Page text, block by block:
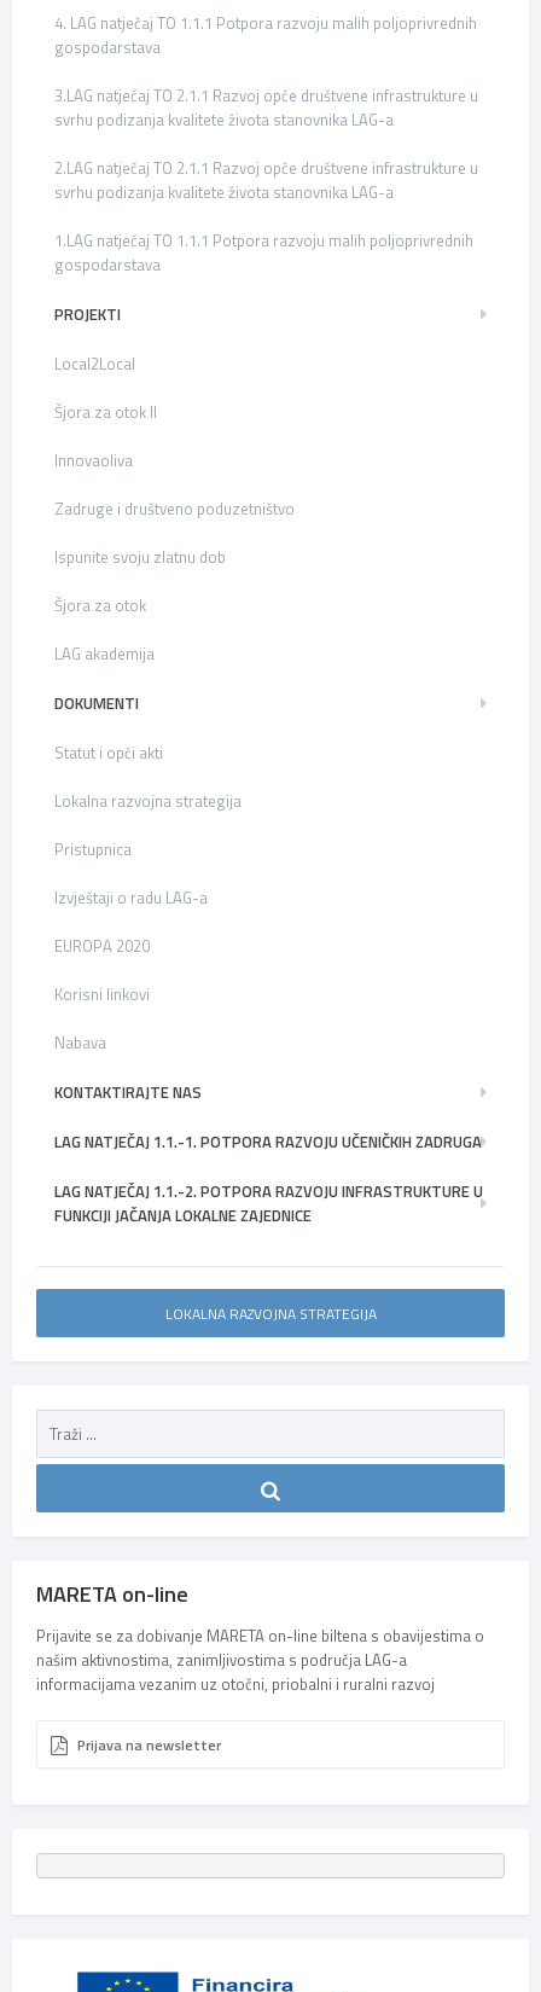
4. LAG natječaj TO 1.1.1 Potpora razvoju malih poljoprivrednih
gospodarstava
3.LAG natječaj TO 2.1.1 Razvoj opće društvene infrastrukture u
svrhu podizanja kvalitete života stanovnika LAG-a
2.LAG natječaj TO 2.1.1 Razvoj opće društvene infrastrukture u
svrhu podizanja kvalitete života stanovnika LAG-a
1.LAG natječaj TO 1.1.1 Potpora razvoju malih poljoprivrednih
gospodarstava
PROJEKTI
Local2Local
Šjora za otok II
Innovaoliva
Zadruge i društveno poduzetništvo
Ispunite svoju zlatnu dob
Šjora za otok
LAG akademija
DOKUMENTI
Statut i opći akti
Lokalna razvojna strategija
Pristupnica
Izvještaji o radu LAG-a
EUROPA 2020
Korisni linkovi
Nabava
KONTAKTIRAJTE NAS
LAG NATJEČAJ 1.1.-1. POTPORA RAZVOJU UČENIČKIH ZADRUGA
LAG NATJEČAJ 1.1.-2. POTPORA RAZVOJU INFRASTRUKTURE U
FUNKCIJI JAČANJA LOKALNE ZAJEDNICE
LOKALNA RAZVOJNA STRATEGIJA
MARETA on-line
Prijavite se za dobivanje MARETA on-line biltena s obavijestima o
našim aktivnostima, zanimljivostima s područja LAG-a
informacijama vezanim uz otočni, priobalni i ruralni razvoj
Prijava na newsletter